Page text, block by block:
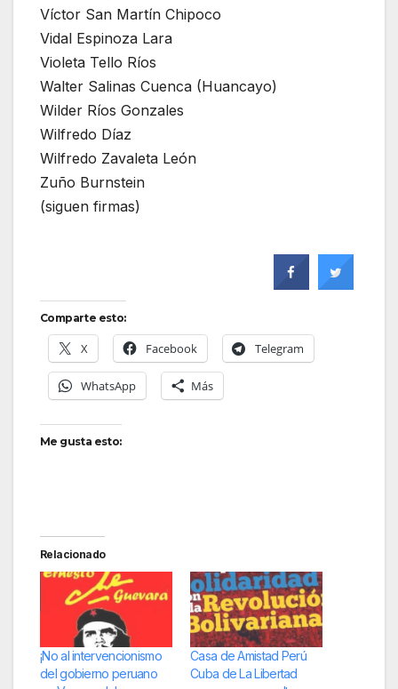
Víctor San Martín Chipoco
Vidal Espinoza Lara
Violeta Tello Ríos
Walter Salinas Cuenca (Huancayo)
Wilder Ríos Gonzales
Wilfredo Díaz
Wilfredo Zavaleta León
Zuño Burnstein
(siguen firmas)
Comparte esto:
X Facebook Telegram
WhatsApp Más
Me gusta esto:
Relacionado
¡No al intervencionismo
del gobierno peruano
Casa de Amistad Perú
Cuba de La Libertad